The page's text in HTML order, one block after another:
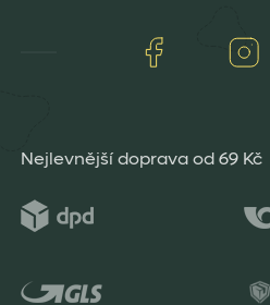
Facebook
Nejlevnější doprava od 69 Kč